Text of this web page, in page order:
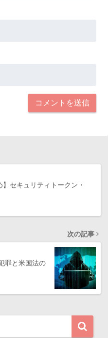
】セキュリティトークン・
次の記事
罪と米国法の